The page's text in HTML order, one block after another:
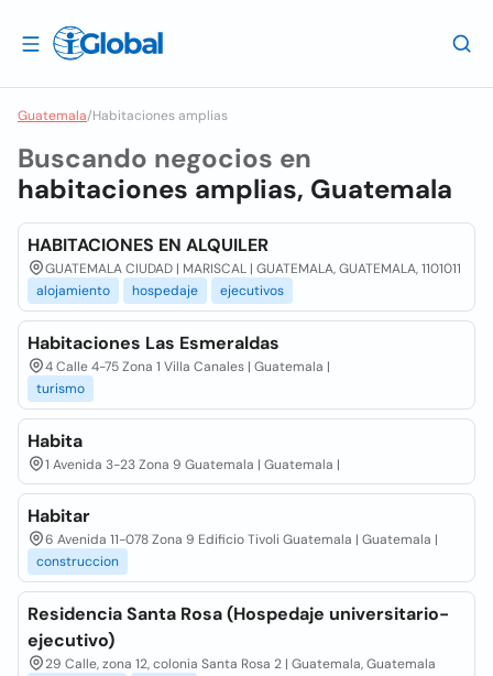
Guatemala/Habitaciones amplias
Buscando negocios en
habitaciones amplias, Guatemala
HABITACIONES EN ALQUILER
GUATEMALA CIUDAD | MARISCAL | GUATEMALA, GUATEMALA, 1101011
alojamiento
hospedaje ejecutivos
Habitaciones Las Esmeraldas
4 Calle 4-75 Zona 1 Villa Canales | Guatemala |
turismo
Habita
1 Avenida 3-23 Zona 9 Guatemala | Guatemala |
Habitar
6 Avenida 11-078 Zona 9 Edificio Tivoli Guatemala | Guatemala |
construccion
Residencia Santa Rosa (Hospedaje universitario-
ejecutivo)
29 Calle, zona 12, colonia Santa Rosa 2 | Guatemala, Guatemala